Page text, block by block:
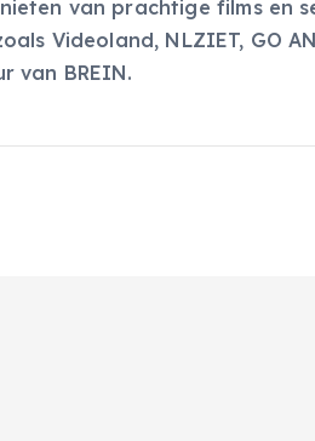
van prachtige films en
Videoland, NLZIET, GO
van BREIN.